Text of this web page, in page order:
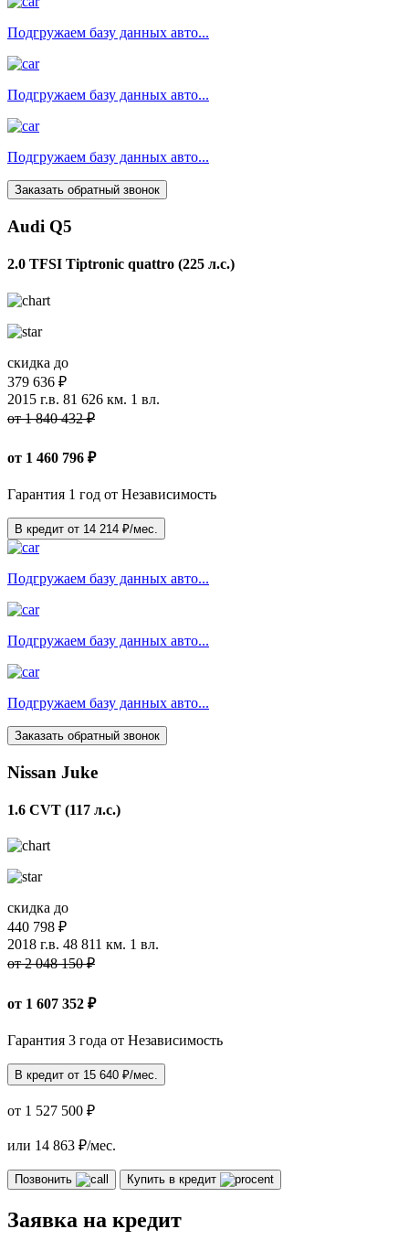
Подгружаем базу данных авто...
Подгружаем базу данных авто...
Подгружаем базу данных авто...
Заказать обратный звонок
Audi Q5
2.0 TFSI Tiptronic quattro (225 л.с.)
скидка до
379 636 ₽
2015 г.в. 81 626 км. 1 вл.
от 1 840 432 ₽
от 1 460 796 ₽
Гарантия 1 год от Независимость
В кредит от 14 214 ₽/мес.
Подгружаем базу данных авто...
Подгружаем базу данных авто...
Подгружаем базу данных авто...
Заказать обратный звонок
Nissan Juke
1.6 CVT (117 л.с.)
скидка до
440 798 ₽
2018 г.в. 48 811 км. 1 вл.
от 2 048 150 ₽
от 1 607 352 ₽
Гарантия 3 года от Независимость
В кредит от 15 640 ₽/мес.
от 1 527 500 ₽
или 14 863 ₽/мес.
Позвонить Купить в кредит
Заявка на кредит